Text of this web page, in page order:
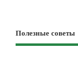
Полезные советы